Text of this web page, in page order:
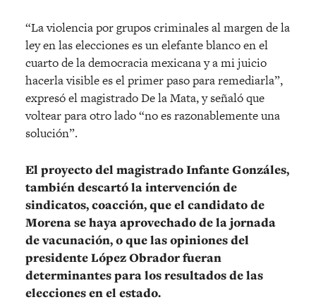
“La violencia por grupos criminales al margen de la
ley en las elecciones es un elefante blanco en el
cuarto de la democracia mexicana y a mi juicio
hacerla visible es el primer paso para remediarla”,
expresó el magistrado De la Mata, y señaló que
voltear para otro lado “no es razonablemente una
solución”.
El proyecto del magistrado Infante Gonzáles,
también descartó la intervención de
sindicatos, coacción, que el candidato de
Morena se haya aprovechado de la jornada
de vacunación, o que las opiniones del
presidente López Obrador fueran
determinantes para los resultados de las
elecciones en el estado.